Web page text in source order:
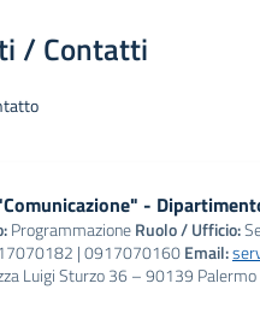
/ Contatti
-
ProgrammazioneRuolo / Ufficio:
|0917070160Email:
Luigi Sturzo 36 – 90139 Palermo